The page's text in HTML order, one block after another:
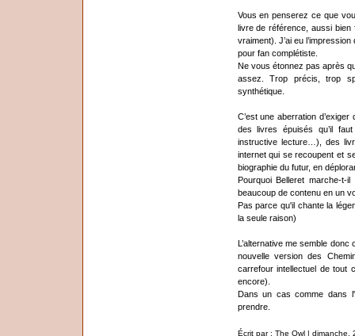
Vous en penserez ce que
livre de référence, aussi bien
vraiment). J’ai eu
pour fan complétiste.
Ne vous étonnez pas après
assez. Trop précis, trop
synthétique.
C’est une aberration
des livres épuisés qu’il
instructive lecture…), des
internet qui se recoupent et
biographie du futur, en
Pourquoi Belleret marche-t-
beaucoup de contenu en un
Pas parce qu'il chante la
la seule raison)
L’alternative me semble
nouvelle version des
carrefour intellectuel de tout
encore).
Dans un cas comme dans
prendre.
Écrit par : The Owl | dimanche,